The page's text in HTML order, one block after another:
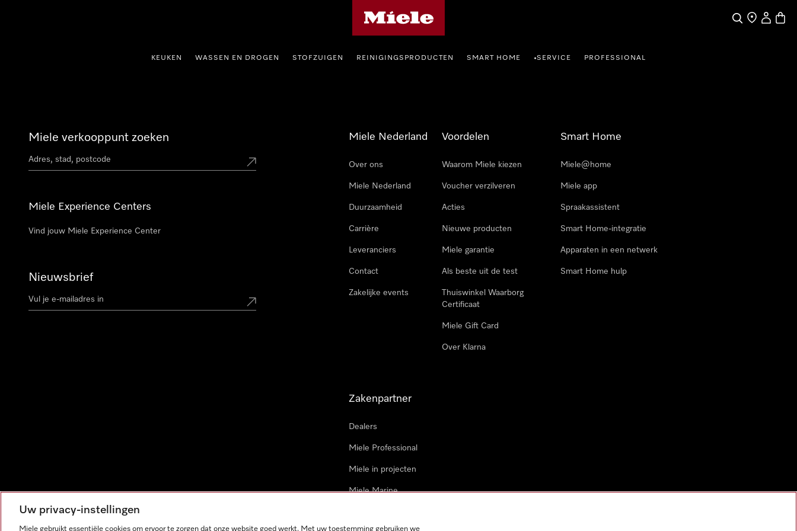
Wat zoek je?
Dealer zoeken
Mijn
KEUKEN WASSEN EN DROGEN STOFZUIGEN REINIGINGSPRODUCTEN SMART HOME •SERVICE PROFESSIONAL
Miele verkooppunt zoeken
Miele Experience Centers
Vind jouw Miele Experience Center
Nieuwsbrief
Miele Nederland
Over ons
Miele Nederland
Duurzaamheid
Carrière
Leveranciers
Contact
Zakelijke events
Voordelen
Waarom Miele kiezen
Voucher verzilveren
Acties
Nieuwe producten
Miele garantie
Als beste uit de test
Thuiswinkel Waarborg
Certificaat
Miele Gift Card
Over Klarna
Smart Home
Miele@home
Miele app
Spraakassistent
Smart Home-integratie
Apparaten in een netwerk
Smart Home hulp
Zakenpartner
Dealers
Miele Professional
Miele in projecten
Miele Marine
Uw privacy-instellingen
Miele gebruikt essentiële cookies om ervoor te zorgen dat onze website goed werkt. Met uw toestemming gebruiken we